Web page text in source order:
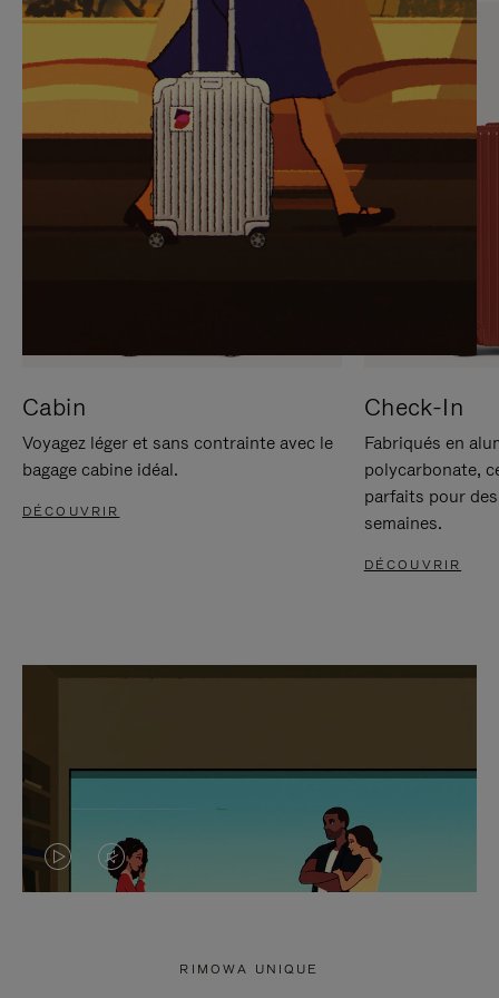
SUR
POUR
METTRE
PAUSE
VEUILLEZ
CLIQUER
POUR
RÉACTIVER
LE
SON
Cabin
Voyagez léger et sans contrainte avec le
bagage cabine idéal.
DÉCOUVRIR
Check-In
Fabriqués en
polycarbonate,
parfaits pour
semaines.
DÉCOUVRIR
LA LE
RIMOWA UNIQUE